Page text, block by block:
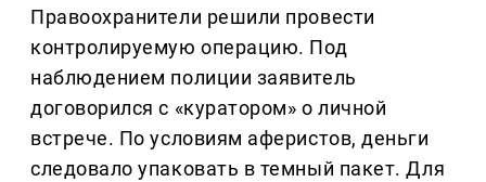
Правоохранители решили провести
контролируемую операцию. Под
наблюдением полиции заявитель
договорился с «куратором» о личной
встрече. По условиям аферистов, деньги
следовало упаковать в темный пакет. Для